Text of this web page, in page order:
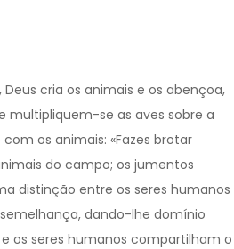
cria os animais e os abençoa,
multipliquem-se as aves sobre a
com os animais: «Fazes brotar
do campo; os jumentos
distinção entre os seres humanos
dando-lhe domínio
e os seres humanos compartilham o